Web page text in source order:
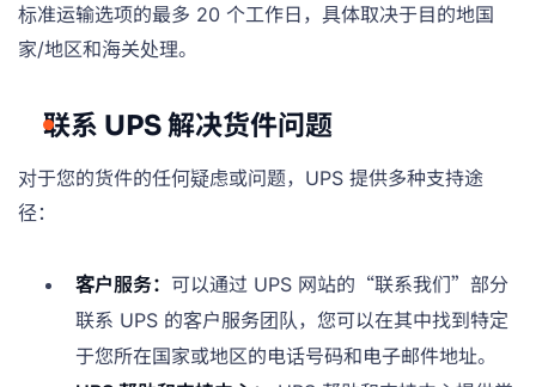
标准运输选项的最多 20 个工作日，具体取决于目的地国
家/地区和海关处理。
联系 UPS 解决货件问题
对于您的货件的任何疑虑或问题，UPS 提供多种支持途
径：
客户服务： 可以通过 UPS 网站的“联系我们”部分
联系 UPS 的客户服务团队，您可以在其中找到特定
于您所在国家或地区的电话号码和电子邮件地址。